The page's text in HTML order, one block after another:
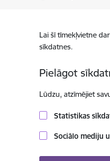
Lai šī tīmekļvietne
sīkdatnes.
Pielāgot
Lūdzu, atzīmējiet
Statistikas
Sociālo mediju